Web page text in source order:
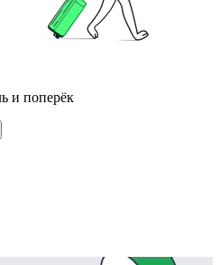
и поперёк